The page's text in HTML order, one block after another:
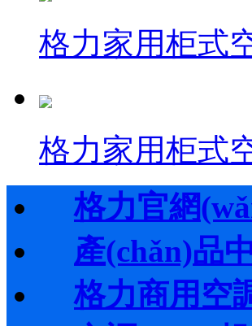
格力家用柜式
格力家用柜式
格力官網
產(chǎn)品
格力商用空